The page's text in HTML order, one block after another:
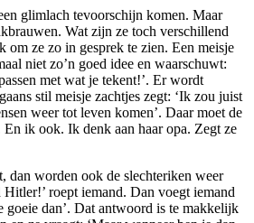
glimlach tevoorschijn komen. Maar
Wat zijn ze toch verschillend
om ze zo in gesprek te zien. Een meisje
niet zo’n goed idee en waarschuwt:
met wat je tekent!’. Er wordt
stil meisje zachtjes zegt: ‘Ik zou juist
weer tot leven komen’. Daar moet de
En ik ook. Ik denk aan haar opa. Zegt ze
dan worden ook de slechteriken weer
Hitler!’ roept iemand. Dan voegt iemand
goeie dan’. Dat antwoord is te makkelijk